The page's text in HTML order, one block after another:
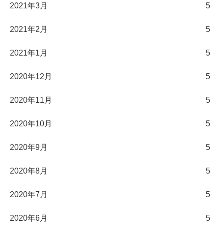
2021年3月 5
2021年2月 5
2021年1月 5
2020年12月 5
2020年11月 5
2020年10月 5
2020年9月 5
2020年8月 5
2020年7月 5
2020年6月 5